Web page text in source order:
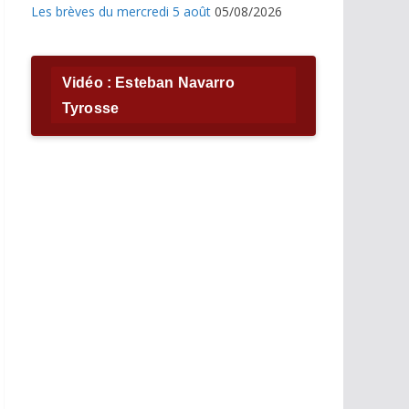
Les brèves du mercredi 5 août 05/08/2026
Vidéo : Esteban Navarro
Tyrosse